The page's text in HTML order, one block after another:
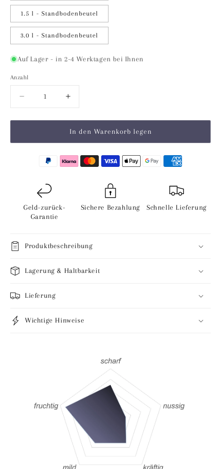
1.5 l - Standbodenbeutel
3.0 l - Standbodenbeutel
Auf Lager - in 2-4 Werktagen bei Ihnen
Anzahl
Verringere
die
Menge
Olivenöl
Italien
Erhöhe
die
Menge
für
Olivenöl
Extra
Italien
In den Warenkorb legen
Geld-zurück-
Garantie
Sichere Bezahlung Schnelle Lieferung
Produktbeschreibung
Lagerung & Haltbarkeit
Lieferung
Wichtige Hinweise